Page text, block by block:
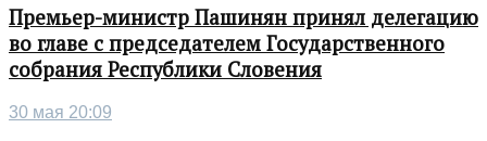
Премьер-министр Пашинян принял делегацию
во главе с председателем Государственного
собрания Республики Словения
30 мая 20:09